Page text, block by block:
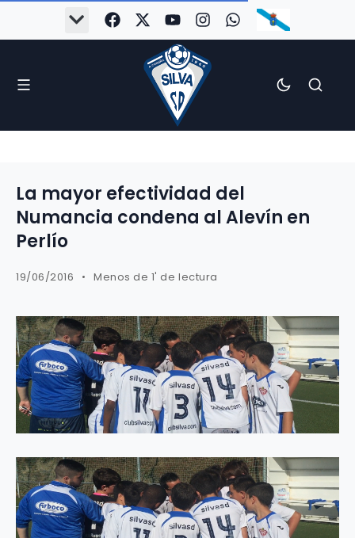
La mayor efectividad del
Numancia condena al Alevín en
Perlío
19/06/2016 Menos de 1' de lectura